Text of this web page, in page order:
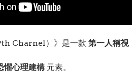
Charnel）》是一款 第一人稱視
懼心理建構 元素。